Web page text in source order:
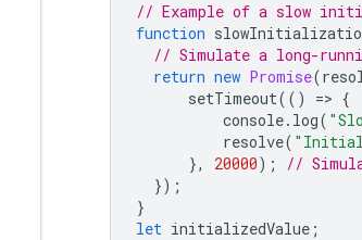
// Example of a slow
function
// Simulate a long-
return new Promise(
setTimeout(() => {
console. log(
resolve(
},
20000);
//
});
}
let initializedValue ;